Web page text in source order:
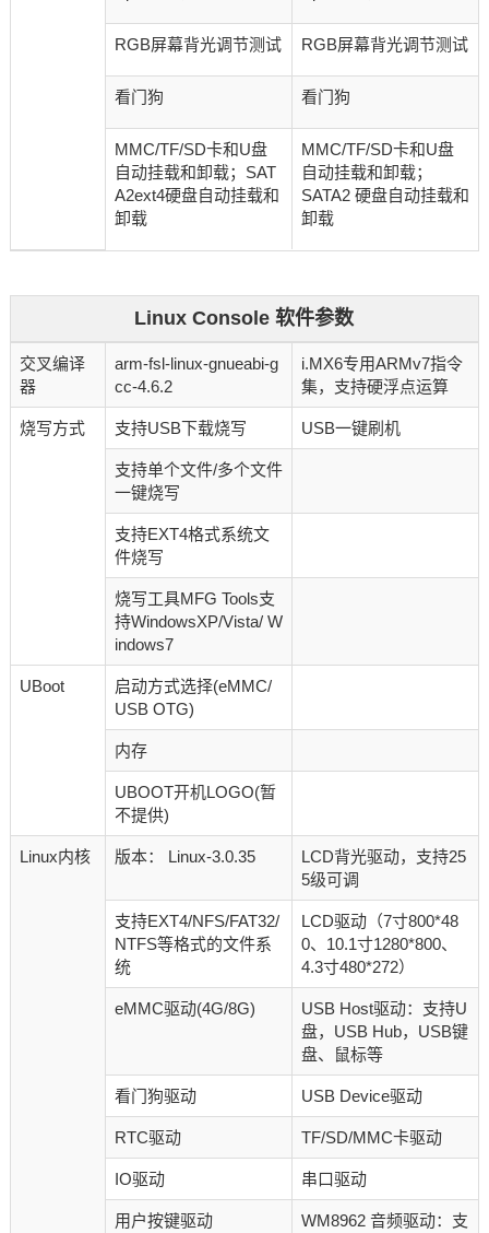
RGB屏幕背光调节测试 RGB屏幕背光调节测试
看门狗 看门狗
MMC/TF/SD卡和U盘
自动挂载和卸载；SAT
A2ext4硬盘自动挂载和
卸载
MMC/TF/SD卡和U盘
自动挂载和卸载；
SATA2 硬盘自动挂载和
卸载
Linux Console 软件参数
交叉编译
器
arm-fsl-linux-gnueabi-g
cc-4.6.2
i.MX6专用ARMv7指令
集，支持硬浮点运算
烧写方式 支持USB下载烧写 USB一键刷机
支持单个文件/多个文件
一键烧写
支持EXT4格式系统文
件烧写
烧写工具MFG Tools支
持WindowsXP/Vista/ W
indows7
UBoot
启动方式选择(eMMC/
USB OTG)
内存
UBOOT开机LOGO(暂
不提供)
Linux内核 版本： Linux-3.0.35
LCD背光驱动，支持25
5级可调
支持EXT4/NFS/FAT32/
NTFS等格式的文件系
统
LCD驱动（7寸800*48
0、10.1寸1280*800、
4.3寸480*272）
eMMC驱动(4G/8G)
USB Host驱动：支持U
盘，USB Hub，USB键
盘、鼠标等
看门狗驱动 USB Device驱动
RTC驱动 TF/SD/MMC卡驱动
IO驱动 串口驱动
用户按键驱动
WM8962 音频驱动：支